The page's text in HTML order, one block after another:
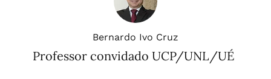
Bernardo Ivo Cruz
Professor convidado UCP/UNL/UÉ